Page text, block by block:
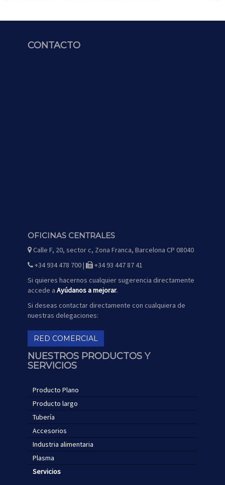
CONTACTO
OFICINAS CENTRALES
icono
mapa
Calle F, 20, sector c, Zona Franca, Barcelona CP 08040
icono
teléfono
+34 934 478 700 |
icono
fax
+34 93 447 87 41
Si quieres hacernos cualquier sugerencia directamente
accede a Ayúdanos a mejorar.
Si deseas contactar directamente con cualquiera de
nuestras delegaciones:
RED COMERCIAL
NUESTROS PRODUCTOS Y
SERVICIOS
Producto Plano
Producto largo
Tubería
Accesorios
Industria alimentaria
Plasma
Servicios